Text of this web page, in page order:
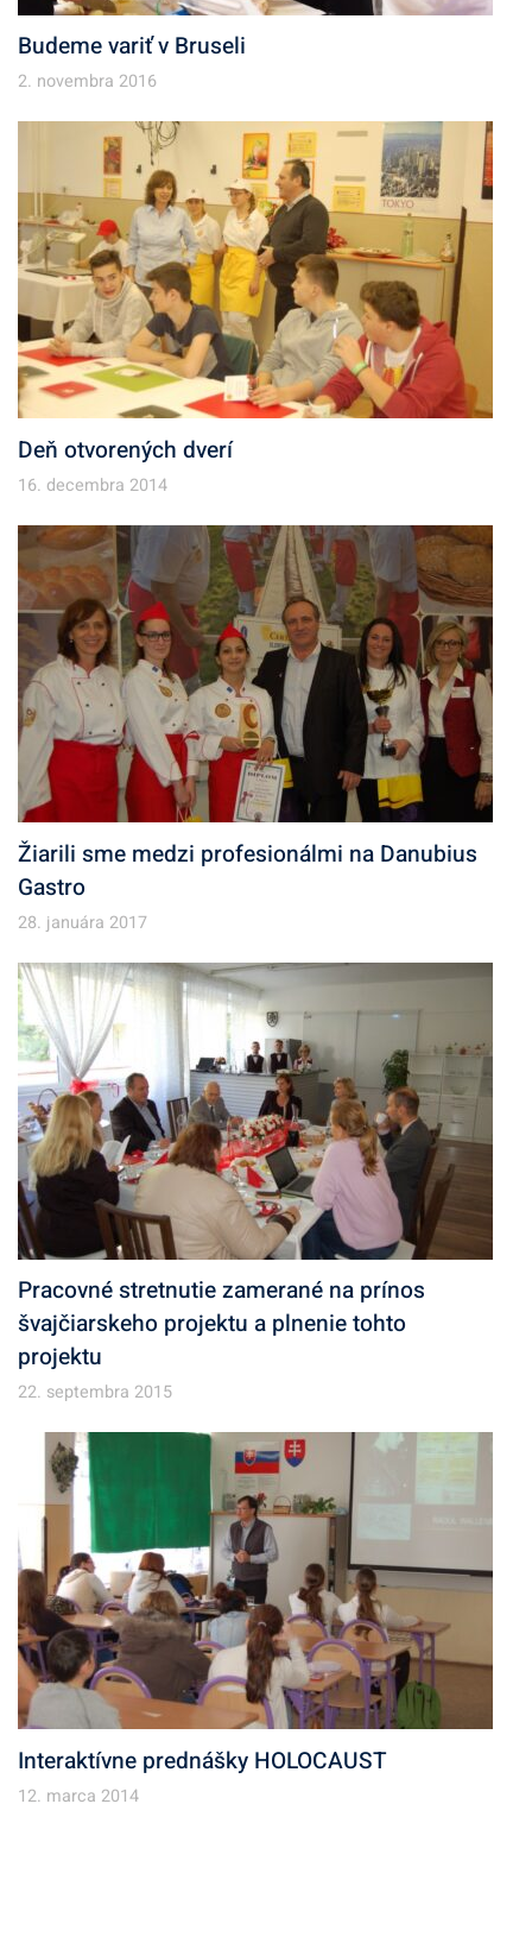
Budeme variť v Bruseli
2. novembra 2016
Deň otvorených dverí
16. decembra 2014
Žiarili sme medzi profesionálmi na Danubius
Gastro
28. januára 2017
Pracovné stretnutie zamerané na prínos
švajčiarskeho projektu a plnenie tohto
projektu
22. septembra 2015
Interaktívne prednášky HOLOCAUST
12. marca 2014